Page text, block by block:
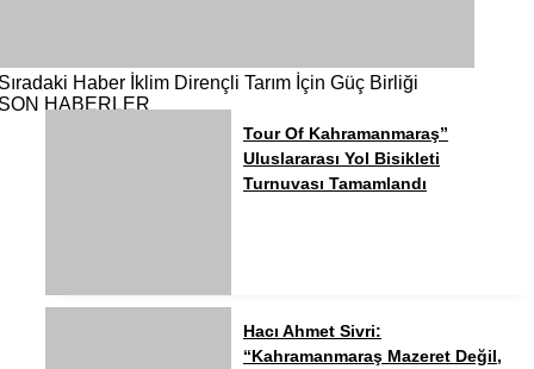
Haber İklim Dirençli Tarım İçin Güç Birliği
HABERLER
Tour Of Kahramanmaraş”
Uluslararası Yol Bisikleti
Turnuvası Tamamlandı
Hacı Ahmet Sivri:
“Kahramanmaraş Mazeret Değil,